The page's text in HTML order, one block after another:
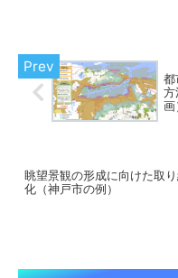
都
方
画
眺望景観の形成に向けた取
化（神戸市の例）